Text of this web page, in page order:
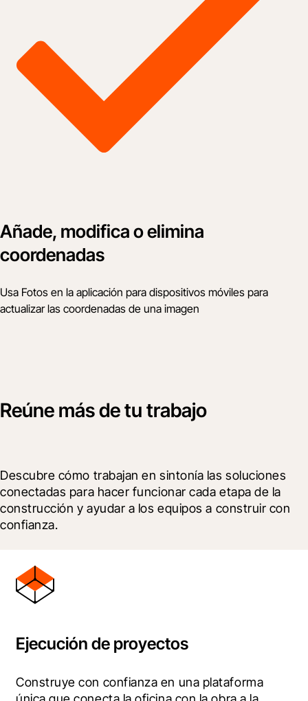
Añade, modifica o elimina
coordenadas
Usa Fotos en la aplicación para dispositivos móviles para
actualizar las coordenadas de una imagen
Reúne más de tu trabajo
Descubre cómo trabajan en sintonía las soluciones
conectadas para hacer funcionar cada etapa de la
construcción y ayudar a los equipos a construir con
confianza.
Ejecución de proyectos
Construye con confianza en una plataforma